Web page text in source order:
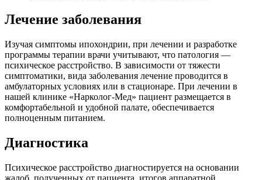
Лечение заболевания
Изучая симптомы ипохондрии, при лечении и разработке
программы терапии врачи учитывают, что патология —
психическое расстройство. В зависимости от тяжести
симптоматики, вида заболевания лечение проводится в
амбулаторных условиях или в стационаре. При лечении в
нашей клинике «Нарколог-Мед» пациент размещается в
комфортабельной и удобной палате, обеспечивается
полноценным питанием.
Диагностика
Психическое расстройство диагностируется на основании
жалоб, полученных от пациента, итогов аппаратной